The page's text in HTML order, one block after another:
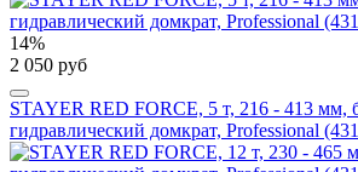
14%
2 050 руб
STAYER RED FORCE, 5 т, 216 - 413 мм,
гидравлический домкрат, Professional